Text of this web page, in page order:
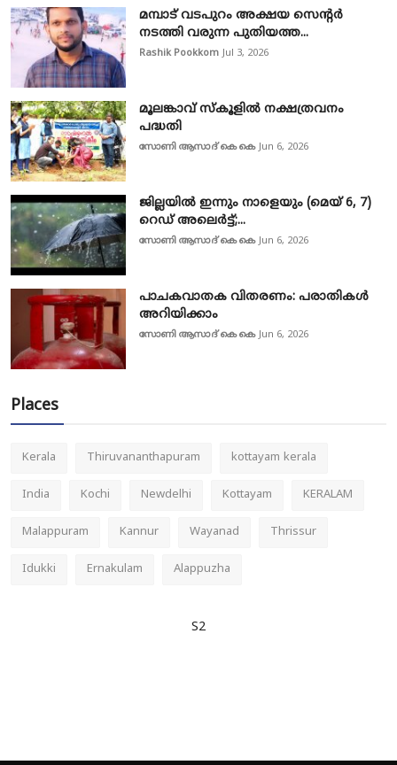
മമ്പാട് വടപുറം അക്ഷയ സെന്റർ
നടത്തി വരുന്ന പുതിയത്ത...
Rashik Pookkom Jul 3, 2026
മൂലങ്കാവ് സ്കൂളിൽ നക്ഷത്രവനം
പദ്ധതി
സോണി ആസാദ് കെ കെ Jun 6, 2026
ജില്ലയിൽ ഇന്നും നാളെയും (മെയ് 6, 7)
റെഡ് അലെർട്ട്;...
സോണി ആസാദ് കെ കെ Jun 6, 2026
പാചകവാതക വിതരണം: പരാതികൾ
അറിയിക്കാം
സോണി ആസാദ് കെ കെ Jun 6, 2026
Places
Kerala Thiruvananthapuram kottayam kerala
India Kochi Newdelhi Kottayam KERALAM
Malappuram Kannur Wayanad Thrissur
Idukki Ernakulam Alappuzha
S2